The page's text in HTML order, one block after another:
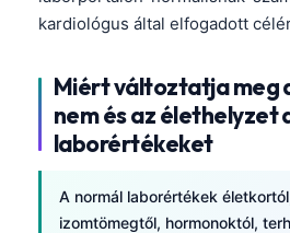
kardiológus által elfogadott
Miért változtatja meg
nem és az élethelyzet
laborértékeket
A normál laborértékek
izomtömegtől, hormonoktól,